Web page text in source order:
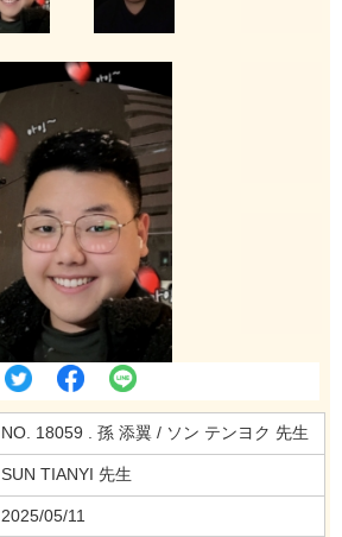
NO. 18059 . 孫 添翼 / ソン テンヨク 先生
SUN TIANYI 先生
2025/05/11